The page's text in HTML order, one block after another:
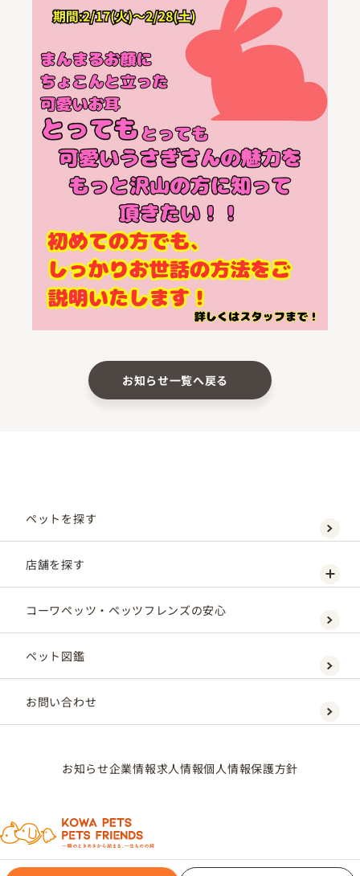
お知らせ一覧へ戻る
ペットを探す
店舗を探す
コーワペッツ・ペッツフレンズの安心
ペット図鑑
お問い合わせ
お知らせ企業情報求人情報個人情報保護方針